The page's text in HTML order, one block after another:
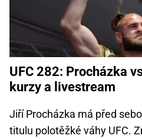
UFC 282: Procházka
kurzy a livestream
Jiří Procházka má před
titulu polotěžké váhy UFC.